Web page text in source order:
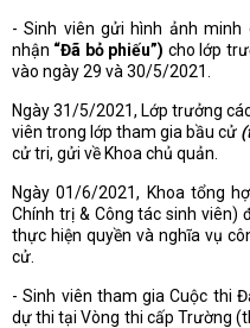
- Sinh viên gửi hình ảnh
nhận “Đã bỏ phiếu”) cho lớp
vào ngày 29 và 30/5/2021.
Ngày 31/5/2021, Lớp trưởng
viên trong lớp tham gia bầu cử
cử tri, gửi về Khoa chủ quản.
Ngày 01/6/2021, Khoa tổng
Chính trị & Công tác sinh viên)
thực hiện quyền và nghĩa vụ
cử.
- Sinh viên tham gia Cuộc thi
dự thi tại Vòng thi cấp Trường